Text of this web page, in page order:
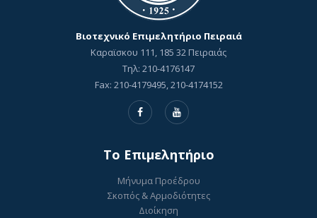
Βιοτεχνικό Επιμελητήριο Πειραιά
Καραϊσκου 111, 185 32 Πειραιάς
Τηλ: 210-4176147
Fax: 210-4179495, 210-4174152
To Επιμελητήριο
Μήνυμα Προέδρου
Σκοπός & Αρμοδιότητες
Διοίκηση